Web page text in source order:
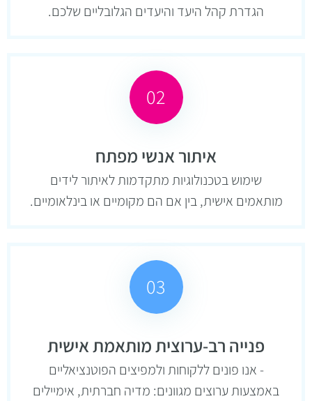
הגדרת קהל היעד והיעדים הגלובליים שלכם.
02
איתור אנשי מפתח
שימוש בטכנולוגיות מתקדמות לאיתור לידים
מותאמים אישית, בין אם הם מקומיים או בינלאומיים.
03
פנייה רב-ערוצית מותאמת אישית
- אנו פונים ללקוחות ולמפיצים הפוטנציאליים
באמצעות ערוצים מגוונים: מדיה חברתית, אימיילים